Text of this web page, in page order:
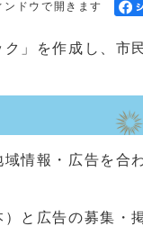
ンドウで開きます
」を作成し、市
情報・広告を合
）と広告の募集